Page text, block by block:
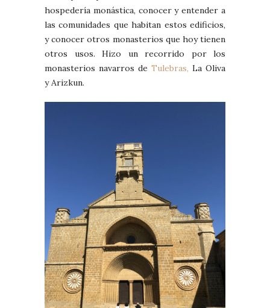
hospedería monástica, conocer y entender a
las comunidades que habitan estos edificios,
y conocer otros monasterios que hoy tienen
otros usos. Hizo un recorrido por los
monasterios navarros de Tulebras, La Oliva
y Arizkun.